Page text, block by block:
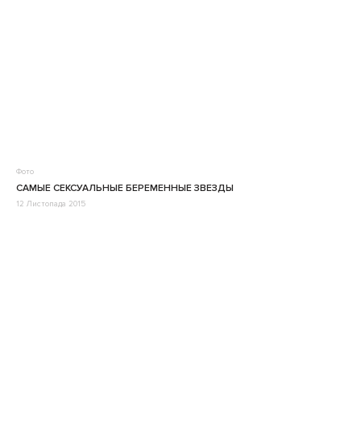
Фото
САМЫЕ СЕКСУАЛЬНЫЕ БЕРЕМЕННЫЕ ЗВЕЗДЫ
12 Листопада 2015